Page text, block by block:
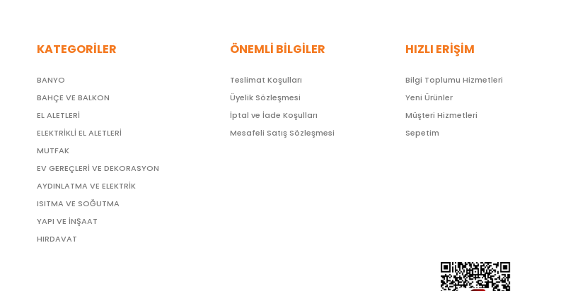
KATEGORİLER
BANYO
BAHÇE VE BALKON
EL ALETLERİ
ELEKTRİKLİ EL ALETLERİ
MUTFAK
EV GEREÇLERİ VE DEKORASYON
AYDINLATMA VE ELEKTRİK
ISITMA VE SOĞUTMA
YAPI VE İNŞAAT
HIRDAVAT
ÖNEMLİ BİLGİLER
Teslimat Koşulları
Üyelik Sözleşmesi
İptal ve İade Koşulları
Mesafeli Satış Sözleşmesi
HIZLI ERİŞİM
Bilgi Toplumu Hizmetleri
Yeni Ürünler
Müşteri Hizmetleri
Sepetim